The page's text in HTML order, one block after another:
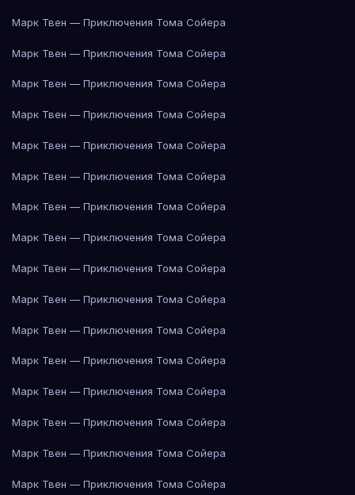
Марк Твен — Приключения Тома Сойера
Марк Твен — Приключения Тома Сойера
Марк Твен — Приключения Тома Сойера
Марк Твен — Приключения Тома Сойера
Марк Твен — Приключения Тома Сойера
Марк Твен — Приключения Тома Сойера
Марк Твен — Приключения Тома Сойера
Марк Твен — Приключения Тома Сойера
Марк Твен — Приключения Тома Сойера
Марк Твен — Приключения Тома Сойера
Марк Твен — Приключения Тома Сойера
Марк Твен — Приключения Тома Сойера
Марк Твен — Приключения Тома Сойера
Марк Твен — Приключения Тома Сойера
Марк Твен — Приключения Тома Сойера
Марк Твен — Приключения Тома Сойера